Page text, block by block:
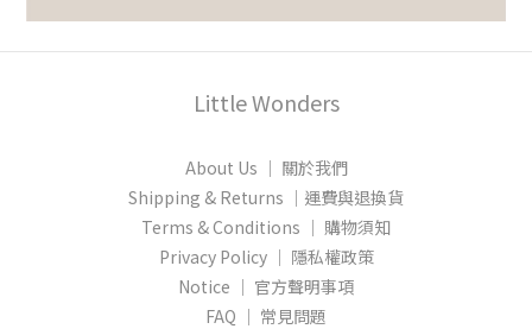
Little Wonders
About Us │ 關於我們
Shipping & Returns │運費與退換貨
Terms & Conditions │ 購物須知
Privacy Policy │ 隱私權政策
Notice │ 官方聲明事項
FAQ │ 常見問題